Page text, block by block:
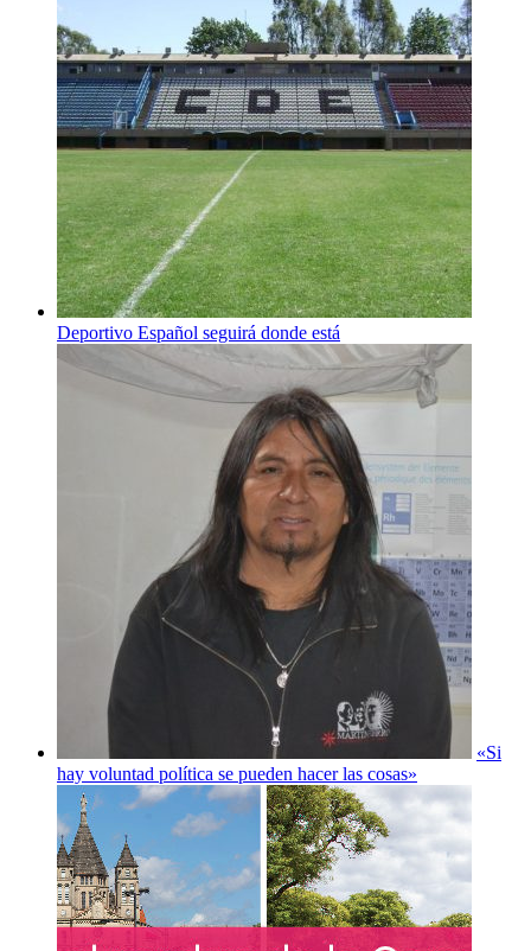
Deportivo Español seguirá donde está
«Si
hay voluntad política se pueden hacer las cosas»